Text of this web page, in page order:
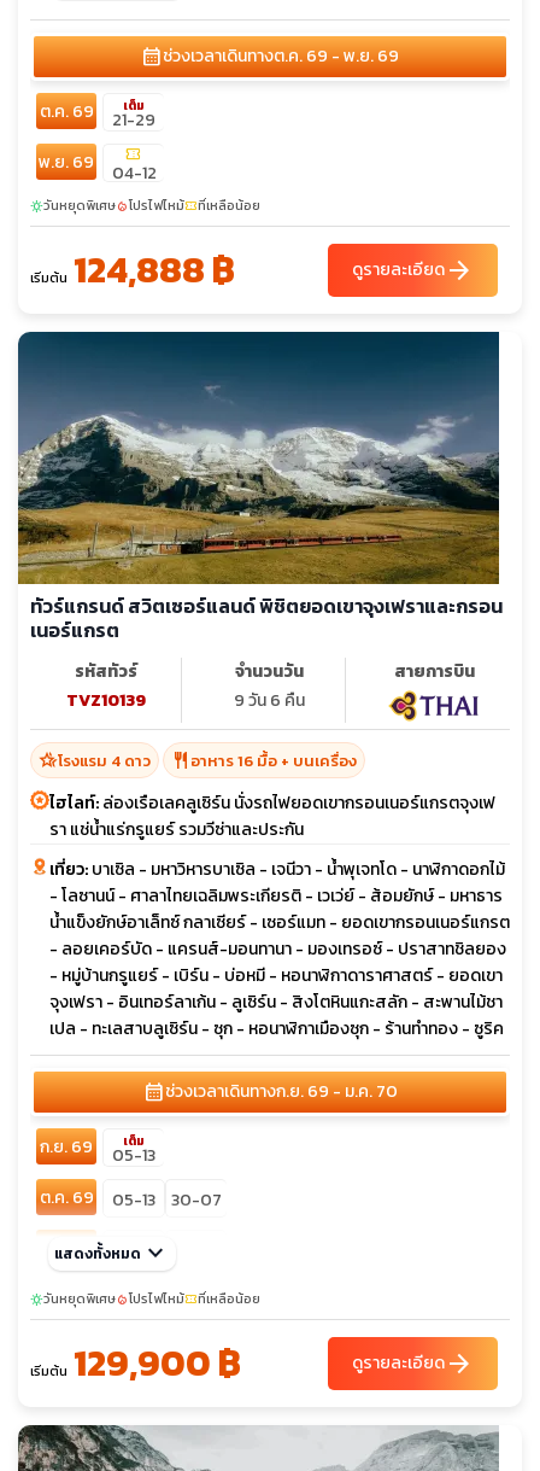
สฟิงซ์ฮอลล์ – รถไฟไต่เขาลงจากยอดเขาจุงเฟรา – ลงกระเช้าไอ
เกอร์ เอ็กเพรส สู่ สถานีกรินเดลวัลด์ – เมืองเลาเทอร์บรุนเนิน เนิน –
น้ำตกชเตาบ์บาค – เมืองสเตเชลเบิร์ก – เมืองกรินเดลวัลด์ - เมืองก
รินเดลวัลด์ – เมืองธูน – เปิดประสบการณ์ล่องเรือจากทะเลสาบธูนสู่
ท่าเรืออินเตอร์ลาเคน – Kirchoffer – เมืองกรินเดลวัลด์ - เมืองกริน
เดลวัลด์ – หมู่บ้านอิเซลท์วอลด์ – ทะเลสาบเบรียนซ์ - เมืองลูเซิร์น -
เตอร์ – โบสถ์ Grossmünster – โบสถ์เซนต์ปีเตอร์ – ช้อปปิ้งถนน
calendar_monthช่วงเวลาเดินทางต.ค. 69 - พ.ย. 69
ต.ค. 69 เต็ม
21-29
พ.ย. 69
confirmation_number
04-12
sunnyวันหยุดพิเศษlocal_fire_departmentโปรไฟไหม้confirmation_numberที่เหลือน้อย
เริ่มต้น 124,888 ฿ ดูรายละเอียดarrow_forward
ทัวร์แกรนด์ สวิตเซอร์แลนด์ พิชิตยอดเขาจุงเฟราและกรอน
เนอร์แกรต
รหัสทัวร์
TVZ10139
จำนวนวัน
9 วัน 6 คืน
สายการบิน
hotel_classโรงแรม 4 ดาว restaurant อาหาร 16 มื้อ + บนเครื่อง
ไฮไลท์:ล่องเรือเลคลูเซิร์น นั่งรถไฟยอดเขากรอนเนอร์แกรตจุงเฟ
รา แช่น้ำแร่กรูแยร์ รวมวีซ่าและประกัน
เที่ยว:บาเซิล - มหาวิหารบาเซิล - เจนีวา - น้ำพุเจทโด - นาฬิกาดอกไม้
- โลซานน์ - ศาลาไทยเฉลิมพระเกียรติ - เวเว่ย์ - ส้อมยักษ์ - มหาธาร
น้ำแข็งยักษ์อาเล็ทซ์ กลาเซียร์ - เซอร์แมท - ยอดเขากรอนเนอร์แกรต
- ลอยเคอร์บัด - แครนส์-มอนทานา - มองเทรอซ์ - ปราสาทชิลยอง
- หมู่บ้านกรูแยร์ - เบิร์น - บ่อหมี - หอนาฬิกาดาราศาสตร์ - ยอดเขา
จุงเฟรา - อินเทอร์ลาเก้น - ลูเซิร์น - สิงโตหินแกะสลัก - สะพานไม้ชา
เปล - ทะเลสาบลูเซิร์น - ซุก - หอนาฬิกาเมืองซุก - ร้านทำทอง - ซูริค
calendar_monthช่วงเวลาเดินทางก.ย. 69 - ม.ค. 70
ก.ย. 69 เต็ม
05-13
ต.ค. 69
05-13
30-07
พ.ย. 69
07-15
ธ.ค. 69
เต็ม
03-11 26-03 29-06
แสดงทั้งหมด keyboard_arrow_down
sunnyวันหยุดพิเศษlocal_fire_departmentโปรไฟไหม้confirmation_numberที่เหลือน้อย
เริ่มต้น 129,900 ฿ ดูรายละเอียดarrow_forward